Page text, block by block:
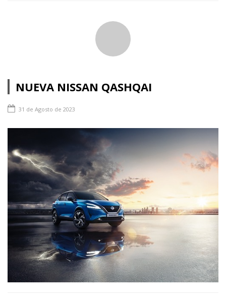
NUEVA NISSAN QASHQAI
31 de Agosto de 2023